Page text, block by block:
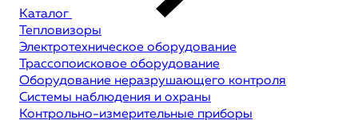
Каталог
Тепловизоры
Электротехническое оборудование
Трассопоисковое оборудование
Оборудование неразрушающего контроля
Системы наблюдения и охраны
Контрольно-измерительные приборы